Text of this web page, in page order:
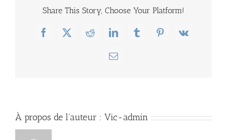
Share This Story, Choose Your Platform!
Facebook
X RedditLinkedInTumblrPinterest
Vk
Email
À propos de l'auteur : Vic-admin